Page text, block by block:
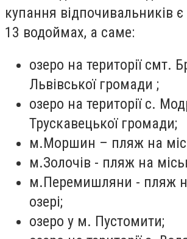
купання відпочивальників
13 водоймах, а саме:
озеро на території смт.
Львівської громади ;
озеро на території с.
Трускавецької громади;
м.Моршин – пляж на
м.Золочів - пляж на
м.Перемишляни - пляж
озері;
озеро у м. Пустомити;